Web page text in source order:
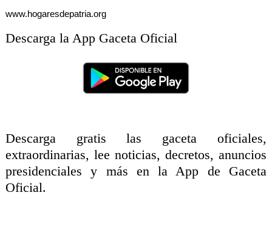
www.hogaresdepatria.org
Descarga la App Gaceta Oficial
Descarga gratis las gaceta oficiales,
extraordinarias, lee noticias, decretos, anuncios
presidenciales y más en la App de Gaceta
Oficial.